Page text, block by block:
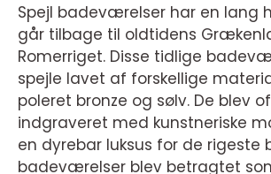
Spejl badeværelser har en lang
går tilbage til oldtidens
Romerriget. Disse tidlige
spejle lavet af forskellige
poleret bronze og sølv. De blev
indgraveret med kunstneriske
en dyrebar luksus for de rigeste
badeværelser blev betragtet